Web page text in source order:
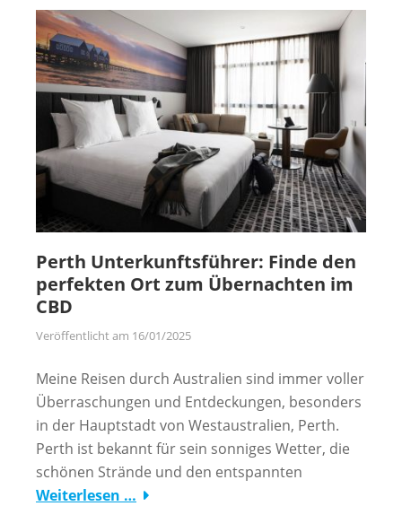
Perth Unterkunftsführer: Finde den
perfekten Ort zum Übernachten im
CBD
Veröffentlicht am 16/01/2025
Meine Reisen durch Australien sind immer voller
Überraschungen und Entdeckungen, besonders
in der Hauptstadt von Westaustralien, Perth.
Perth ist bekannt für sein sonniges Wetter, die
schönen Strände und den entspannten
Weiterlesen …